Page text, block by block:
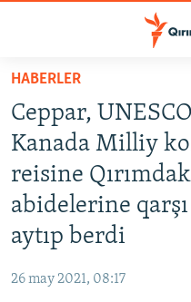
Esas
qaytmaq
Baş
navigatsiyağa
qaytmaq
Qıdıruvğa
qaytmaq
SİYASET
İQTİSADİYAT
CEMİYET
MEDENİYET
VİDEO
HABERLER
Ceppar,
Kanada Milliy
reisine
abidelerine
aytıp berdi
26 may 2021, 08:17